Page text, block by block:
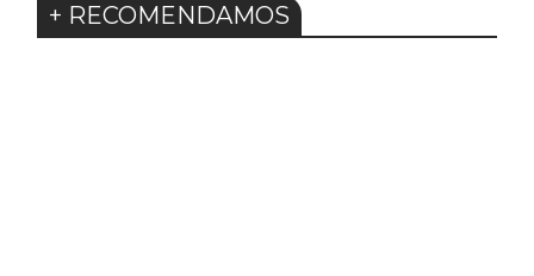
+ RECOMENDAMOS